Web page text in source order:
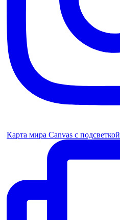
Карта мира Canvas с подсветкой